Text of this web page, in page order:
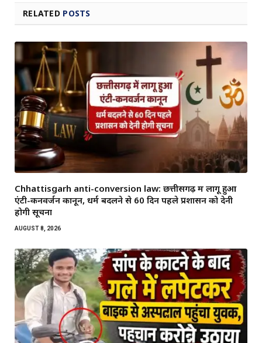
RELATED POSTS
Chhattisgarh anti-conversion law: छत्तीसगढ़ में लागू हुआ
एंटी-कनवर्जन कानून, धर्म बदलने से 60 दिन पहले प्रशासन को देनी
होगी सूचना
AUGUST 8, 2026